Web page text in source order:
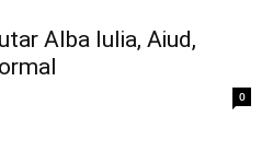
Alba Iulia, Aiud,
0